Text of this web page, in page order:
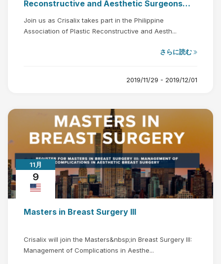
Reconstructive and Aesthetic Surgeons
Join us as Crisalix takes part in the Philippine
Association of Plastic Reconstructive and Aesth...
さらに読む
2019/11/29 - 2019/12/01
11月
9
Masters in Breast Surgery III
Crisalix will join the Masters&nbsp;in Breast Surgery III:
Management of Complications in Aesthe...